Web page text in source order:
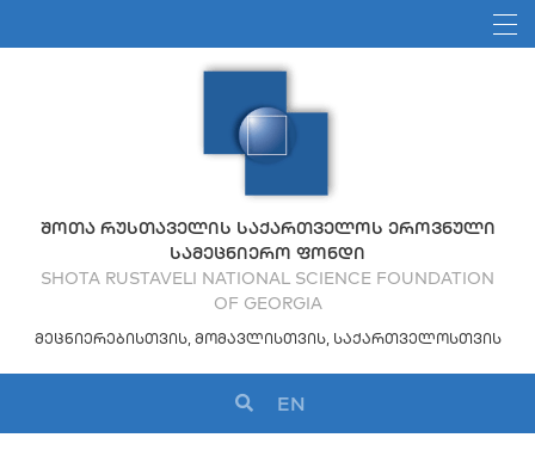
ᲨᲝᲗᲐ ᲠᲣᲡᲗᲐᲕᲔᲚᲘᲡ ᲡᲐᲥᲐᲠᲗᲕᲔᲚᲝᲡ ᲔᲠᲝᲕᲜᲣᲚᲘ
ᲡᲐᲛᲔᲪᲜᲘᲔᲠᲝ ᲤᲝᲜᲓᲘ
SHOTA RUSTAVELI NATIONAL SCIENCE FOUNDATION
OF GEORGIA
ᲛᲔᲪᲜᲘᲔᲠᲔᲑᲘᲡᲗᲕᲘᲡ, ᲛᲝᲛᲐᲕᲚᲘᲡᲗᲕᲘᲡ, ᲡᲐᲥᲐᲠᲗᲕᲔᲚᲝᲡᲗᲕᲘᲡ
EN